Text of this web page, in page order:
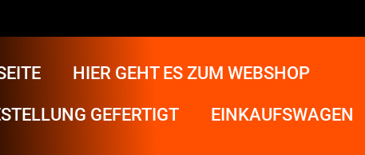
HIER GEHT ES ZUM WEBSHOP
GEFERTIGT EINKAUFSWAGEN